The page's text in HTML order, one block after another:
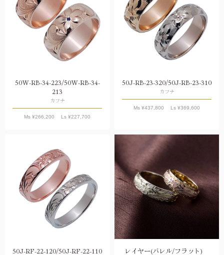
50W-RB-34-223/50W-RB-34-
213
カフナ
Ms ¥266,200 Ls ¥227,700
50J-RB-23-320/50J-RB-23-310
カフナ
Ms ¥437,800 Ls ¥369,600
50J-RF-22-120/50J-RF-22-110
レイヤー(バレル/フラット)